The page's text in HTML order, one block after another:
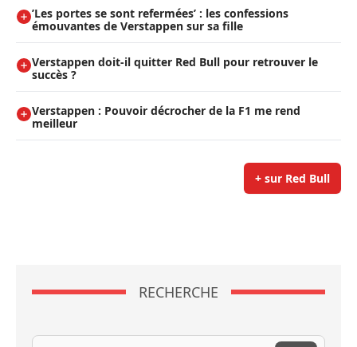
’Les portes se sont refermées’ : les confessions
émouvantes de Verstappen sur sa fille
Verstappen doit-il quitter Red Bull pour retrouver le
succès ?
Verstappen : Pouvoir décrocher de la F1 me rend
meilleur
+ sur Red Bull
RECHERCHE
Recherche